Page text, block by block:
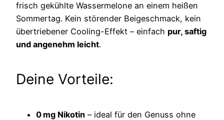
frisch gekühlte Wassermelone an einem heißen
Sommertag. Kein störender Beigeschmack, kein
übertriebener Cooling-Effekt – einfach pur, saftig
und angenehm leicht.
Deine Vorteile:
0 mg Nikotin – ideal für den Genuss ohne